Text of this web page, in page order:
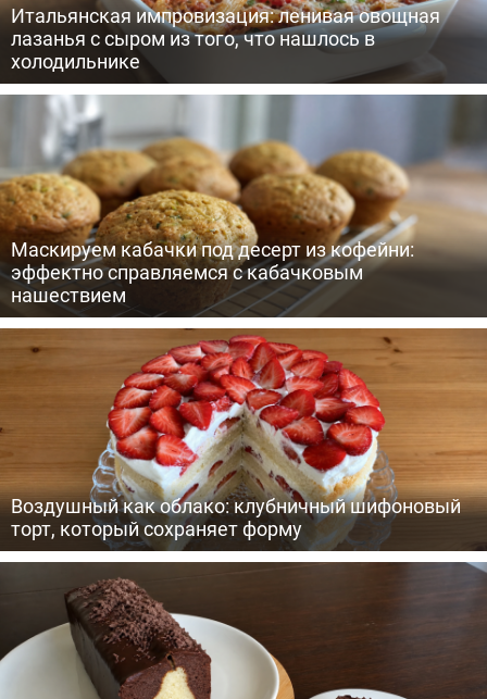
Итальянская импровизация: ленивая овощная
лазанья с сыром из того, что нашлось в
холодильнике
Маскируем кабачки под десерт из кофейни:
эффектно справляемся с кабачковым
нашествием
Воздушный как облако: клубничный шифоновый
торт, который сохраняет форму